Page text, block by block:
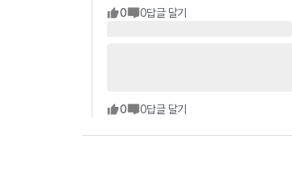
0 0답글 달기
0 0답글 달기